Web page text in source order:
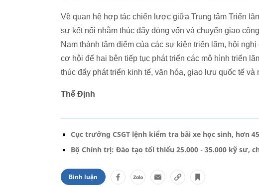
Về quan hệ hợp tác chiến lược giữa Trung tâm Triển
sự kết nối nhằm thúc đẩy dòng vốn và chuyển giao
Nam thành tâm điểm của các sự kiện triển lãm, hội
cơ hội để hai bên tiếp tục phát triển các mô hình triển
thúc đẩy phát triển kinh tế, văn hóa, giao lưu quốc tế
Thế Định
Cục trưởng CSGT lệnh kiểm tra bãi xe học sinh, hơn
Bộ Chính trị: Đào tạo tối thiểu 25.000 - 35.000 kỹ sư,
Bình luận